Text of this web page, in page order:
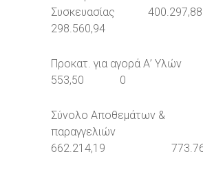
Συσκευασίας
298.560,94
Προκατ. για αγορά Α’ Υλών
553,50 0
Σύνολο Αποθεμάτων &
παραγγελιών
662.214,19